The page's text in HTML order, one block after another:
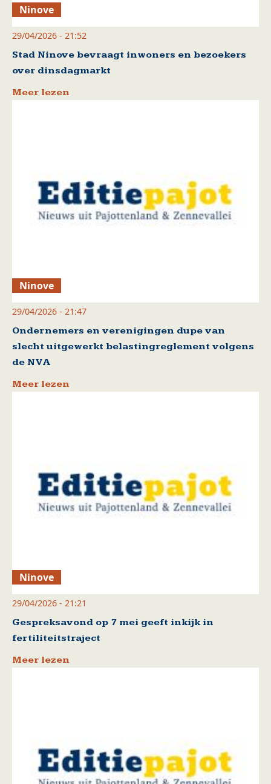
Ninove
29/04/2026 - 21:52
Stad Ninove bevraagt inwoners en bezoekers
over dinsdagmarkt
Meer lezen
Ninove
29/04/2026 - 21:47
Ondernemers en verenigingen dupe van
slecht uitgewerkt belastingreglement volgens
de NVA
Meer lezen
Ninove
29/04/2026 - 21:21
Gespreksavond op 7 mei geeft inkijk in
fertiliteitstraject
Meer lezen